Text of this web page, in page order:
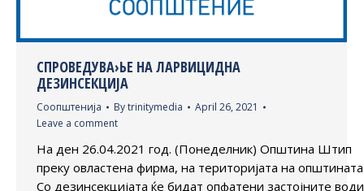
СПРОВЕДУВА›ЬЕ НА ЛАРВИЦИДНА
ДЕЗИНСЕКЦИЈА
Соопштенија Bytrinitymedia
April 26, 2021
Leave a comment
На ден 26.04.2021 год. (Понеделник) Општина Штип
преку овластена фирма, на територијата на
Со дезинсекцијата ќe бидат опфатени застојните